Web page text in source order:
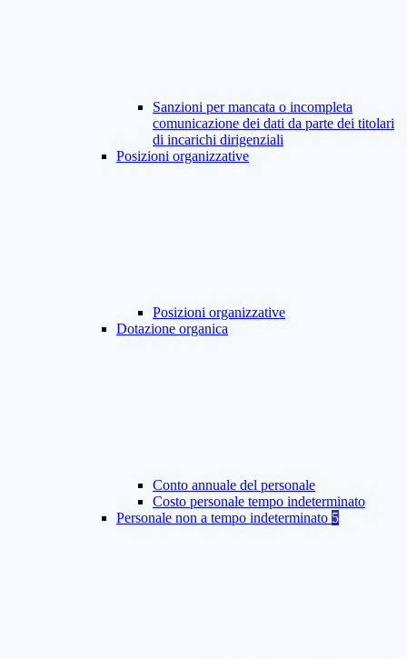
Sanzioni per mancata o incompleta
comunicazione dei dati da parte dei titolari
di incarichi dirigenziali
Posizioni organizzative
Posizioni organizzative
Dotazione organica
Conto annuale del personale
Costo personale tempo indeterminato
Personale non a tempo indeterminato 5